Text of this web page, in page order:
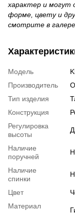
характер и могут
форме, цвету и
смотрите в
Модель
Производитель
Тип изделия
Конструкция
Регулировка
высоты
Наличие
поручней
Наличие
спинки
Цвет
Материал